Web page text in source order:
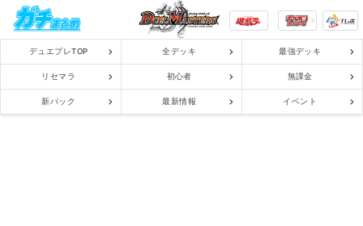
デュエプレTOP 全デッキ 最強デッキ
リセマラ 初心者 無課金
新パック 最新情報 イベント